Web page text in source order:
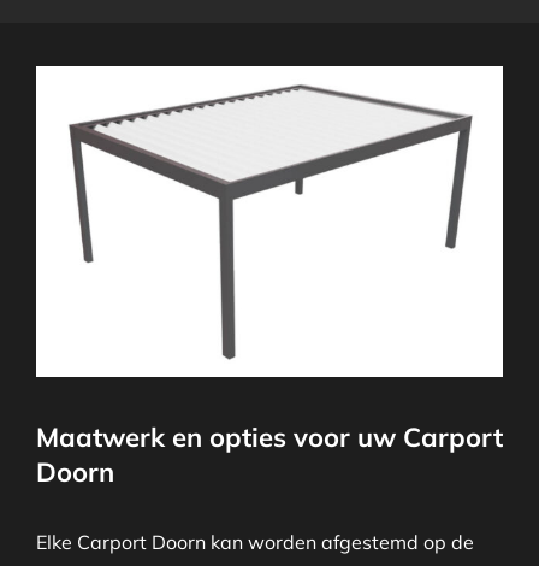
Maatwerk en opties voor uw Carport
Doorn
Elke Carport Doorn kan worden afgestemd op de